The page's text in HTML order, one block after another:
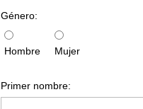
Género:
Hombre Mujer
Primer nombre: